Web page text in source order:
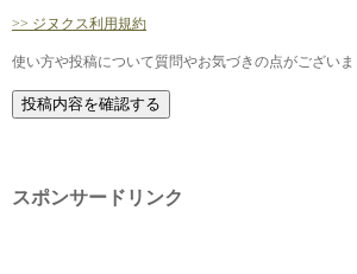
>> ジヌクス利用規約
使い方や投稿について質問やお気づきの点がございま
スポンサードリンク